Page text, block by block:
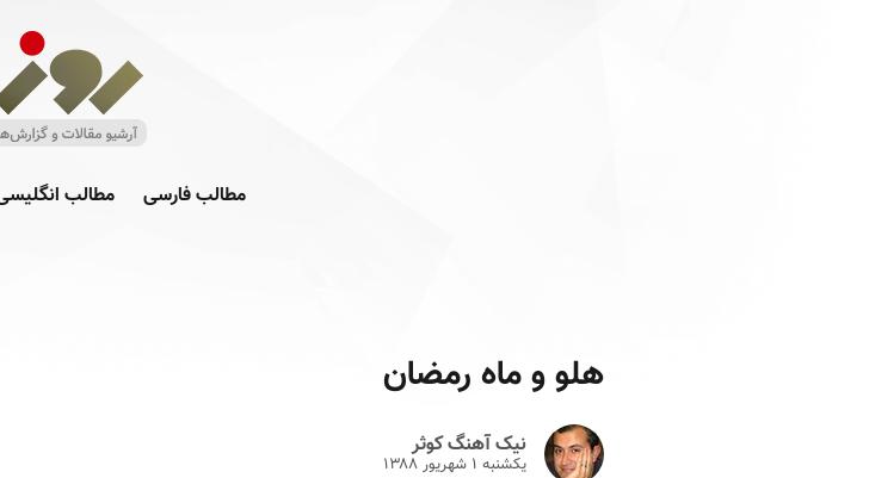
مطالب فارسی مطالب
هلو و ماه رمضان
نیک آهنگ کوثر
یکشنبه ۱ شهريور ۱۳۸۸